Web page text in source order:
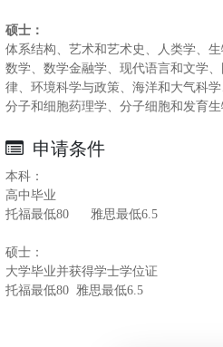
硕士：
体系结构、艺术和艺术史、人类学、
数学、数学金融学、现代语言和文学
律、环境科学与政策、海洋和大气科
分子和细胞药理学、分子细胞和发育
申请条件
本科：
高中毕业
托福最低80 雅思最低6.5
硕士：
大学毕业并获得学士学位证
托福最低80 雅思最低6.5